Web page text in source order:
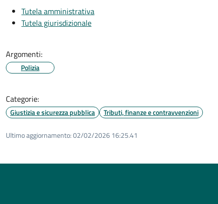
Tutela amministrativa
Tutela giurisdizionale
Argomenti:
Polizia
Categorie:
Giustizia e sicurezza pubblica Tributi, finanze e contravvenzioni
Ultimo aggiornamento:02/02/2026 16:25.41